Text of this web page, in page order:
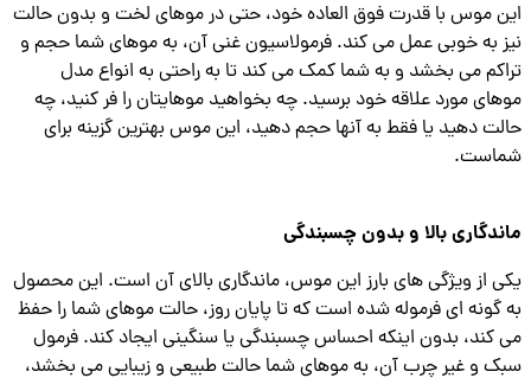
موس با قدرت فوق العاده خود، حتی در موهای لخت و بدون حالت
به خوبی عمل می کند. فرمولاسیون غنی آن، به موهای شما حجم و
می بخشد و به شما کمک می کند تا به راحتی به انواع مدل
مورد علاقه خود برسید. چه بخواهید موهایتان را فر کنید، چه
دهید یا فقط به آنها حجم دهید، این موس بهترین گزینه برای
بالا و بدون چسبندگی
از ویژگی های بارز این موس، ماندگاری بالای آن است. این محصول
ای فرموله شده است که تا پایان روز، حالت موهای شما را حفظ
بدون اینکه احساس چسبندگی یا سنگینی ایجاد کند. فرمول
و غیر چرب آن، به موهای شما حالت طبیعی و زیبایی می بخشد،